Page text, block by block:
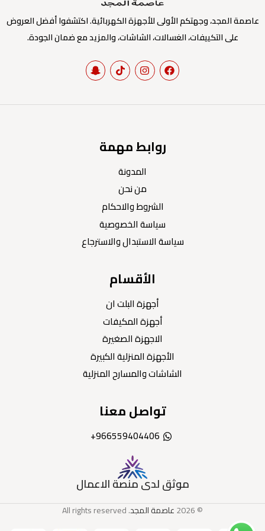
عاصمة المجد، وجهتكم الأولى للأجهزة الكهربائية. اكتشفوا أفضل العروض
على التكييفات، الغسالات، الشاشات، والمزيد مع ضمان الجودة.
روابط مهمة
المدونة
من نحن
الشروط والاحكام
سياسة الخصوصية
سياسة الاستبدال والاسترجاع
الأقسام
أجهزة البلت ان
أجهزة المكيفات
الاجهزة الصغيرة
الأجهزة المنزلية الكبيرة
الشاشات والمسارح المنزلية
تواصل معنا
966559404406+
موثق لدى منصة الاعمال
© 2026 عاصمة المجد. All rights reserved